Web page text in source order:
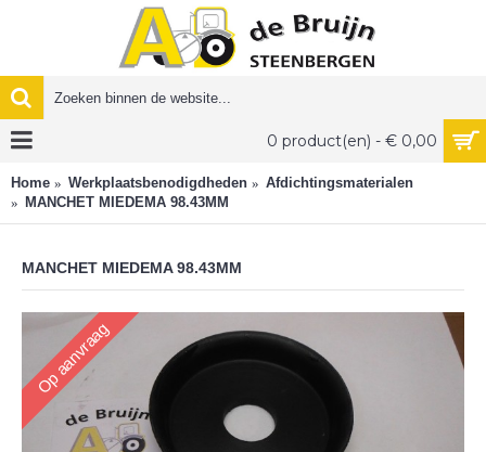
0 product(en) - € 0,00
Home Werkplaatsbenodigdheden
Afdichtingsmaterialen
MANCHET MIEDEMA 98.43MM
MANCHET MIEDEMA 98.43MM
Op aanvraag